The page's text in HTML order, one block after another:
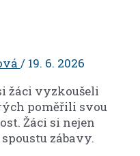
/ 19. 6. 2026
žáci vyzkoušeli
poměřili svou
Žáci si nejen
zábavy.